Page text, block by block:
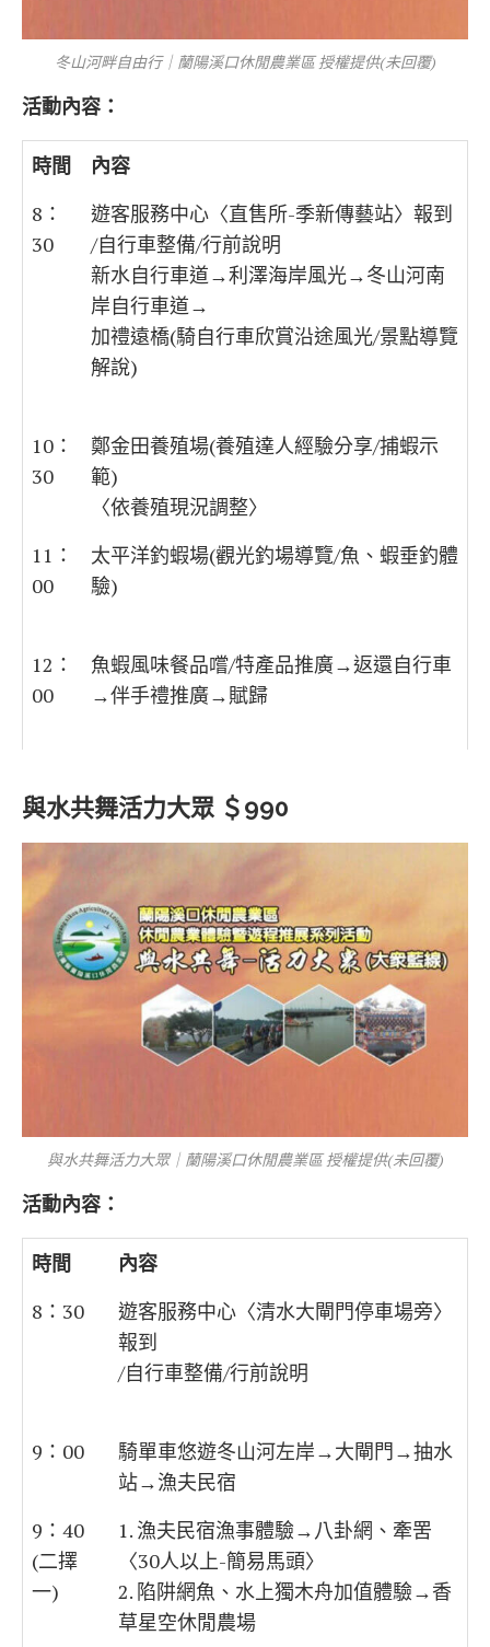
冬山河畔自由行｜蘭陽溪口休閒農業區 授權提供(未回覆)
活動內容：
時間
內容
8：
30
遊客服務中心〈直售所-季新傳藝站〉報到
/自行車整備/行前說明
新水自行車道→利澤海岸風光→冬山河南
岸自行車道→
加禮遠橋(騎自行車欣賞沿途風光/景點導覽
解說)
10：
30
鄭金田養殖場(養殖達人經驗分享/捕蝦示
範)
〈依養殖現況調整〉
11：
00
太平洋釣蝦場(觀光釣場導覽/魚、蝦垂釣體
驗)
12：
00
魚蝦風味餐品嚐/特產品推廣→返還自行車
→伴手禮推廣→賦歸
與水共舞活力大眾 ＄990
與水共舞活力大眾｜蘭陽溪口休閒農業區 授權提供(未回覆)
活動內容：
時間
內容
8：30
遊客服務中心〈清水大閘門停車場旁〉
報到
/自行車整備/行前說明
9：00
騎單車悠遊冬山河左岸→大閘門→抽水
站→漁夫民宿
9：40
(二擇
一)
1. 漁夫民宿漁事體驗→八卦網、牽罟
〈30人以上-簡易馬頭〉
2. 陷阱網魚、水上獨木舟加值體驗→香
草星空休閒農場